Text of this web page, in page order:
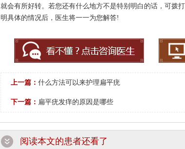
就会有所好转。若您还有什么地方不是特别明白的话，可拨
明具体的情况后，医生将一一为您解答!
上一篇： 什么方法可以来护理扁平疣
下一篇： 扁平疣发痒的原因是哪些
阅读本文的患者还看了